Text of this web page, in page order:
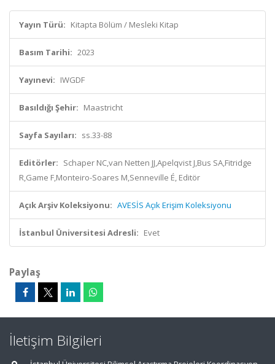
Yayın Türü: Kitapta Bölüm / Mesleki Kitap
Basım Tarihi: 2023
Yayınevi: IWGDF
Basıldığı Şehir: Maastricht
Sayfa Sayıları: ss.33-88
Editörler: Schaper NC,van Netten JJ,Apelqvist J,Bus SA,Fitridge
R,Game F,Monteiro-Soares M,Senneville É, Editör
Açık Arşiv Koleksiyonu: AVESİS Açık Erişim Koleksiyonu
İstanbul Üniversitesi Adresli: Evet
Paylaş
İletişim Bilgileri